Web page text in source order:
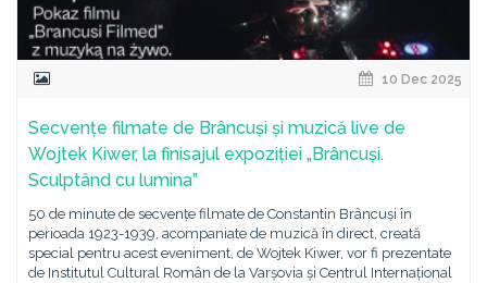
10 Dec 2025
Secvențe filmate de Brâncuși și muzică live de
Wojtek Kiwer, la finisajul expoziției „Brâncuși.
Sculptând cu lumina”
50 de minute de secvențe filmate de Constantin Brâncuși în
perioada 1923-1939, acompaniate de muzică în direct, creată
special pentru acest eveniment, de Wojtek Kiwer, vor fi prezentate
de Institutul Cultural Român de la Varșovia și Centrul Internațional